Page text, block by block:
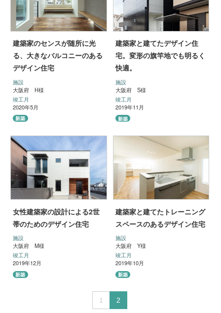
建築家のセンスが随所に光
る、大きなバルコニーのある
デザイン住宅
施設
大阪府 H様
竣工月
2020年5月
新築
建築家と建てたデザイン住
宅。変形の旗竿地でも明るく
快適。
施設
大阪府 S様
竣工月
2019年11月
新築
女性建築家の設計による2世
帯のためのデザイン住宅
施設
大阪府 M様
竣工月
2019年12月
新築
建築家と建てたトレーニング
スペースのあるデザイン住宅
施設
大阪府 Y様
竣工月
2019年10月
新築
1 2